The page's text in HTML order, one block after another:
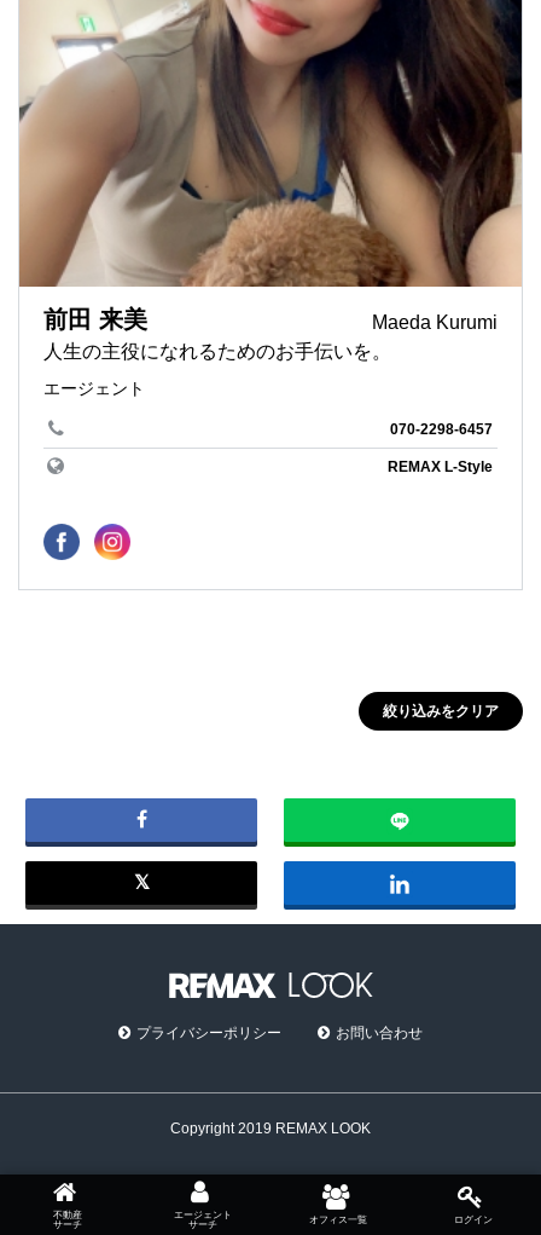
前田 来美
Maeda Kurumi
人生の主役になれるためのお手伝いを。
エージェント
070-2298-6457
REMAX L-Style
絞り込みをクリア
不動産
サーチ
エージェント
サーチ
オフィス一覧 ログイン
プライバシーポリシー お問い合わせ
Copyright 2019 REMAX LOOK